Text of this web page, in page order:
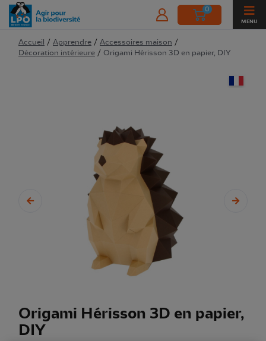
0
MENU
Accueil / Apprendre / Accessoires maison /
Décoration intérieure / Origami Hérisson 3D en papier, DIY
Origami Hérisson 3D en papier,
DIY